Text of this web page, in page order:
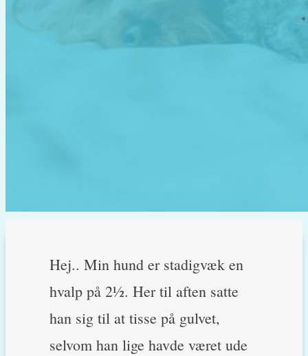
Hej.. Min hund er stadigvæk en
hvalp på 2½. Her til aften satte
han sig til at tisse på gulvet,
selvom han lige havde været ude